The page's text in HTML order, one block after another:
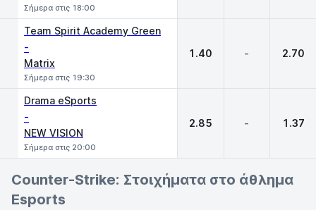
Σήμερα στις 18:00
Team Spirit Academy Green
-
Matrix
Σήμερα στις 19:30
1.40 - 2.70
Drama eSports
-
NEW VISION
Σήμερα στις 20:00
2.85 - 1.37
Counter-Strike: Στοιχήματα στο άθλημα
Esports